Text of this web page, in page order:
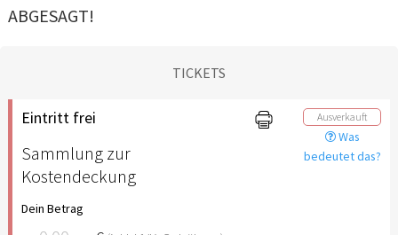
ABGESAGT!
TICKETS
Eintritt frei
Sammlung zur
Kostendeckung
Dein Betrag
Ausverkauft
Was
bedeutet das?